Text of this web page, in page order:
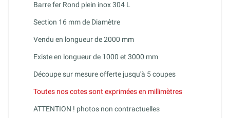
Barre fer Rond plein inox 304 L
Section 16 mm de Diamètre
Vendu en longueur de 2000 mm
Existe en longueur de 1000 et 3000 mm
Découpe sur mesure offerte jusqu'à 5 coupes
Toutes nos cotes sont exprimées en millimètres
ATTENTION ! photos non contractuelles